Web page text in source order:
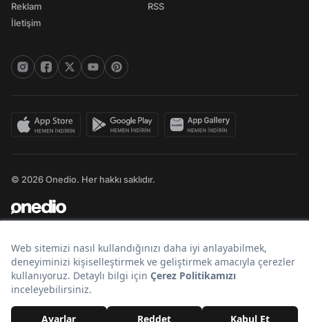
Reklam
İletişim
RSS
© 2026 Onedio. Her hakkı saklıdır.
Bir markasıdır.